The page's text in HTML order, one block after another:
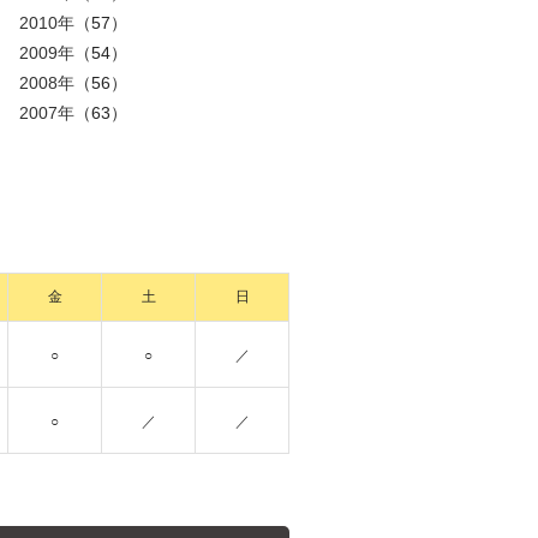
2010年 （57）
2009年 （54）
2008年 （56）
2007年 （63）
金 土 日
○ ○ ／
○ ／ ／